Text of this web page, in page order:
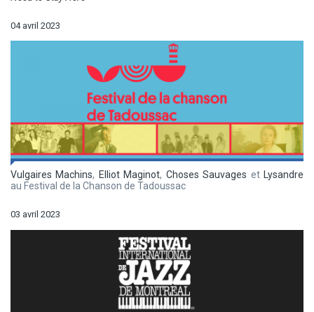
04 avril 2023
Vulgaires Machins, Elliot Maginot, Choses Sauvages et
Lysandre
au Festival de la Chanson de Tadoussac
03 avril 2023